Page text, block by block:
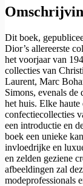
Dit boek,
Dior’s allereerste
het voorjaar van
collecties van
Laurent, Marc
Simons, evenals
het huis. Elke
confectiecollecties
een introductie en
boek een unieke
invloedrijke en
en zelden geziene
afbeeldingen zal
modeprofessionals